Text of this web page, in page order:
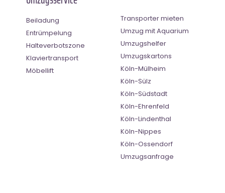
Beiladung
Entrümpelung
Halteverbotszone
Klaviertransport
Möbellift
Transporter mieten
Umzug mit Aquarium
Umzugshelfer
Umzugskartons
Köln-Mülheim
Köln-Sülz
Köln-Südstadt
Köln-Ehrenfeld
Köln-Lindenthal
Köln-Nippes
Köln-Ossendorf
Umzugsanfrage